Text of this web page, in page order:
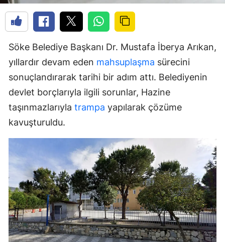
Söke Belediye Başkanı Dr. Mustafa İberya Arıkan,
yıllardır devam eden mahsuplaşma sürecini
sonuçlandırarak tarihi bir adım attı. Belediyenin
devlet borçlarıyla ilgili sorunlar, Hazine
taşınmazlarıyla trampa yapılarak çözüme
kavuşturuldu.